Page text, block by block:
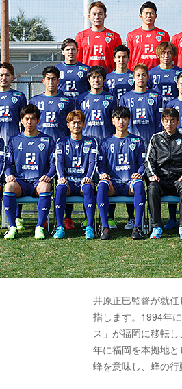
井原正巳監督が就
指します。1994年
ス」が福岡に移転
年に福岡を本拠地
蜂を意味し、蜂の行